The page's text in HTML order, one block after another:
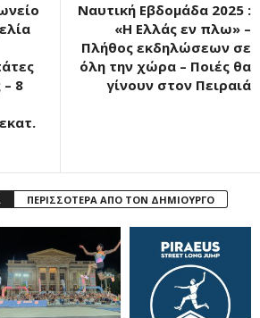
8
Ναυτική Εβδομάδα 2025 :
«Η Ελλάς εν πλω» –
Πλήθος εκδηλώσεων σε
όλη την χώρα – Ποιές θα
γίνουν στον Πειραιά
ΠΕΡΙΣΣΟΤΕΡΑ ΑΠΟ ΤΟΝ ΔΗΜΙΟΥΡΓΟ